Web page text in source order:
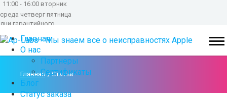
11:00 - 16:00 вторник
среда четверг пятница
дни гарантийного
Главная
О нас
Партнеры
Сертификаты
Блог
Статус заказа
Главная Статьи